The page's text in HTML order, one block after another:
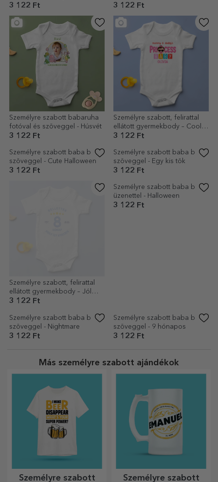
3 122 Ft 3 122 Ft
Személyre szabott babaruha
fotóval és szöveggel - Húsvét
3 122 Ft
Személyre szabott, felirattal
ellátott gyermekbody – Cool
baby
3 122 Ft
ellátott gyermekbody – Jól
nézek ki a koromhoz képest
3 122 Ft
üzenettel - Halloween
3 122 Ft